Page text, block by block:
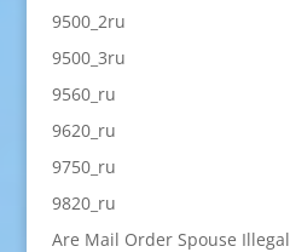
9500_2ru
9500_3ru
9560_ru
9620_ru
9750_ru
9820_ru
Are Mail Order Spouse Illegal